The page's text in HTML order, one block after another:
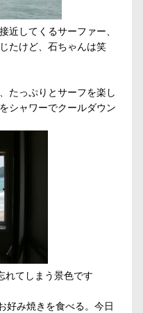
近してくるサーファー、
たけど、石ちゃんは笑
たっぷりとサーフを楽し
シャワーでクールダウン
れてしまう景色です
好み焼きを食べる。今日